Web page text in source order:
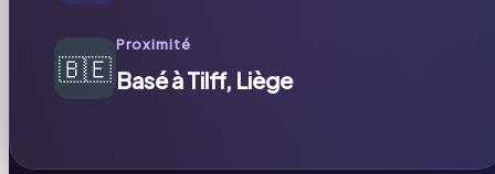
🇧🇪
Proximité
Basé à Tilff, Liège